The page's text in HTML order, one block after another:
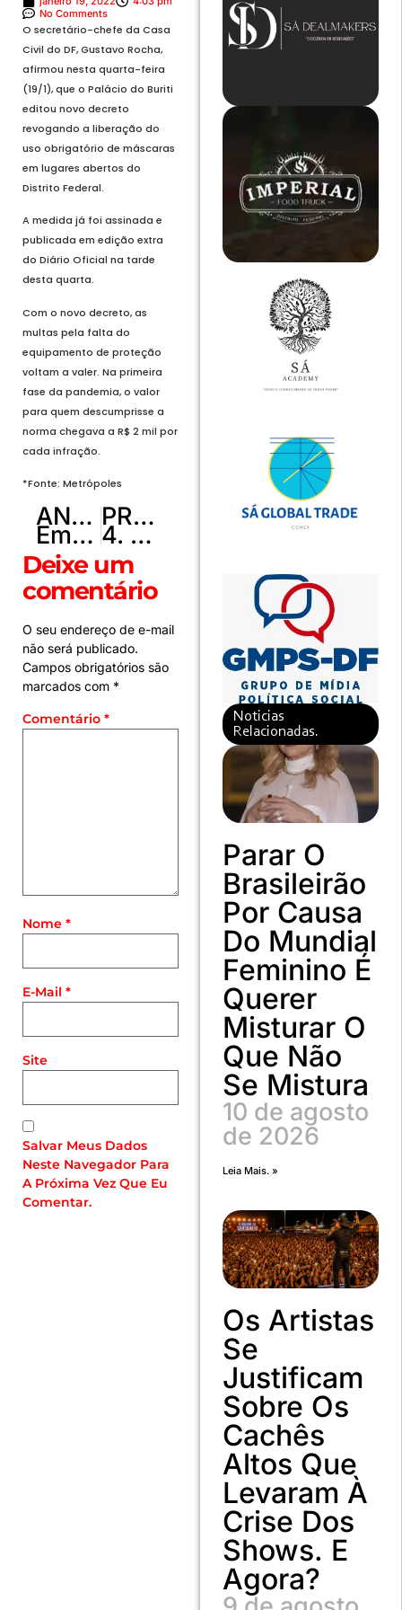
No Comments
O secretário-chefe da Casa
Civil do DF, Gustavo Rocha,
afirmou nesta quarta-feira
(19/1), que o Palácio do Buriti
editou novo decreto
revogando a liberação do
uso obrigatório de máscaras
em lugares abertos do
Distrito Federal.
A medida já foi assinada e
publicada em edição extra
do Diário Oficial na tarde
desta quarta.
Com o novo decreto, as
multas pela falta do
equipamento de proteção
voltam a valer. Na primeira
fase da pandemia, o valor
para quem descumprisse a
norma chegava a R$ 2 mil por
cada infração.
*Fonte: Metrópoles
ANTERIOR
Empresários de 16 categorias já podem pedir isenção de IPTU e IPVA
PRÓXIMO
4. Melhor ser temido ou amado? – 20 Técnicas de influência que aumentam a chance de você TER mais PODER
Deixe um
comentário
O seu endereço de e-mail
não será publicado.
Campos obrigatórios são
marcados com *
Comentário *
Nome *
E-Mail *
Site
Salvar Meus Dados
Neste Navegador Para
A Próxima Vez Que Eu
Comentar.
Noticias
Relacionadas.
Parar O
Brasileirão
Por Causa
Do Mundial
Feminino É
Querer
Misturar O
Que Não
Se Mistura
10 de agosto
de 2026
Leia Mais. »
Os Artistas
Se
Justificam
Sobre Os
Cachês
Altos Que
Levaram À
Crise Dos
Shows. E
Agora?